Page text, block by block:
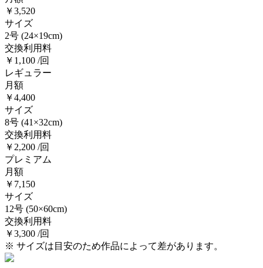
￥3,520
サイズ
2号 (24×19cm)
交換利用料
￥1,100 /回
レギュラー
月額
￥4,400
サイズ
8号 (41×32cm)
交換利用料
￥2,200 /回
プレミアム
月額
￥7,150
サイズ
12号 (50×60cm)
交換利用料
￥3,300 /回
※ サイズは目安のため作品によって差があります。